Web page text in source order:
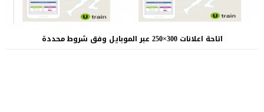
اتاحة اعلانات 300×250 عبر الموبايل وفق شروط محددة